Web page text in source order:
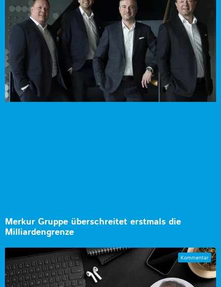
Merkur Gruppe überschreitet erstmals die
Milliardengrenze